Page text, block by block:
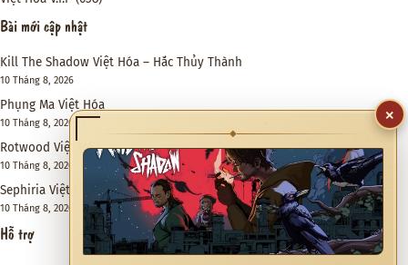
Bài mới cập nhật
Kill The Shadow Việt Hóa – Hắc Thủy Thành
10 Tháng 8, 2026
Phụng Ma Việt Hóa
10 Tháng 8, 2026
Rotwood Việt Hóa
10 Tháng 8, 2026
Sephiria Việt Hóa
10 Tháng 8, 2026
Hỗ trợ
×
◆